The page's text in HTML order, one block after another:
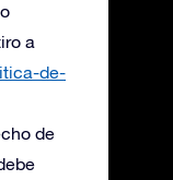
a
de-
de